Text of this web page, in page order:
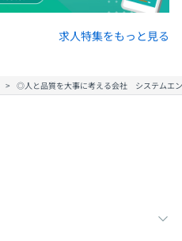
求人特集をもっと見る
◎人と品質を大事に考える会社 システムエ